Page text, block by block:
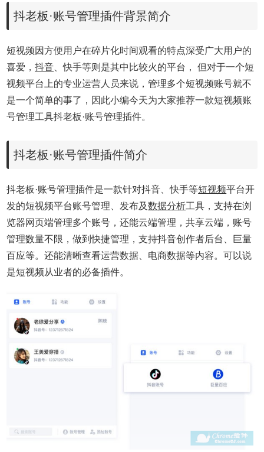
抖老板·账号管理插件背景简介
短视频因方便用户在碎片化时间观看的特点深受广大用户的
喜爱，抖音 、快手等则是其中比较火的平台， 但对于一个短
视频平台上的专业运营人员来说，管理多个短视频账号就不
是一个简单的事了，因此小编今天为大家推荐一款短视频账
号管理工具抖老板·账号管理插件。
抖老板·账号管理插件简介
抖老板·账号管理插件是一款针对抖音、快手等短视频平台开
发的短视频平台账号管理、发布及数据分析工具，支持在浏
览器网页端管理多个账号，还能云端管理，共享云端，账号
管理数量不限，做到快捷管理，支持抖音创作者后台、巨量
百应等。还能清晰查看运营数据、电商数据等内容。可以说
是短视频从业者的必备插件。